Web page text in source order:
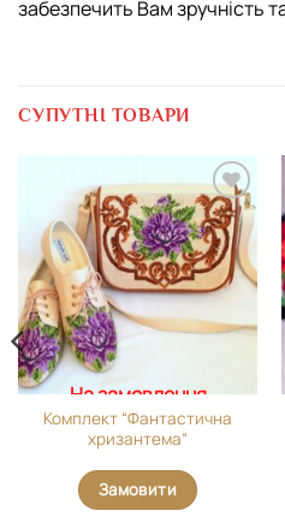
забезпечить Вам зручність
СУПУТНІ ТОВАРИ
Додати
виріб у
вибране
На замовлення
Комплект “Фантастична
хризантема”
Замовити